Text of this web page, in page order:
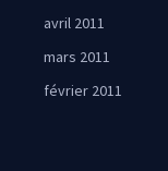
avril 2011
mars 2011
février 2011